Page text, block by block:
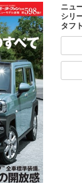
ニュ
シリ
タフ